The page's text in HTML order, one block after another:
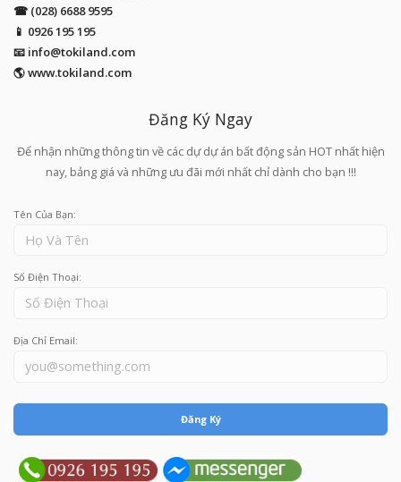
☎ (028) 6688 9595
📱 0926 195 195
📧 info@tokiland.com
🌎 www.tokiland.com
Đăng Ký Ngay
Để nhận những thông tin về các dự dự án bất động sản HOT nhất hiện
nay, bảng giá và những ưu đãi mới nhất chỉ dành cho bạn !!!
Tên Của Bạn:
Số Điện Thoại:
Địa Chỉ Email:
Đăng Ký